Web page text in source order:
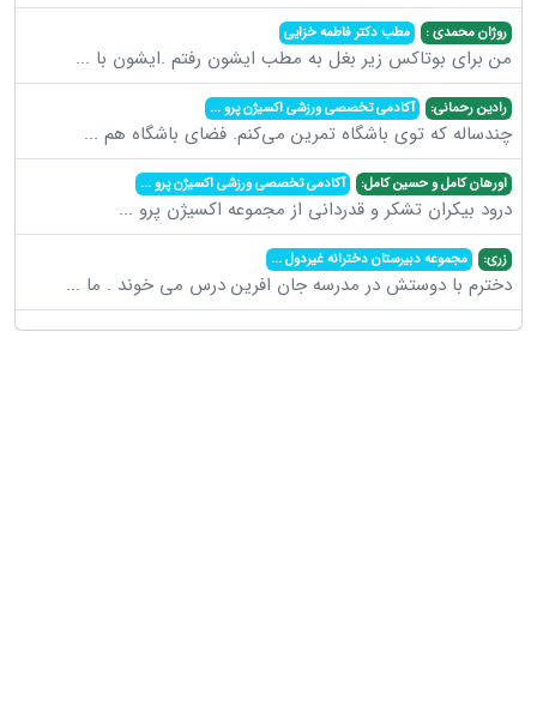
روژان محمدی : مطب دکتر فاطمه خزایی
من برای بوتاکس زیر بغل به مطب ایشون رفتم .ایشون با ...
رادین رحمانی: آکادمی تخصصی ورزشی اکسیژن پرو...
چندساله که توی باشگاه تمرین می‌کنم. فضای باشگاه هم ...
اورهان کامل و حسین کامل: آکادمی تخصصی ورزشی اکسیژن پرو...
درود بیکران تشکر و قدردانی از مجموعه اکسیژن پرو ...
زری: مجموعه دبیرستان دخترانه غیردول...
دخترم با دوستش در مدرسه جان افرین درس می خوند . ما ...